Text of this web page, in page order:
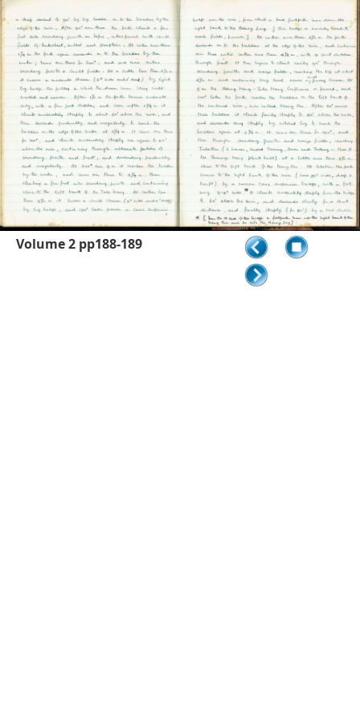
Volume 2 pp188-189